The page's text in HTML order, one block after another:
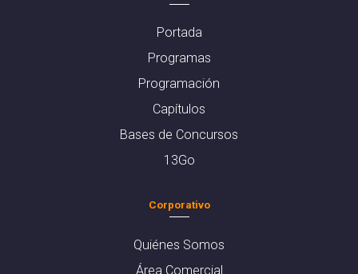
Portada
Programas
Programación
Capítulos
Bases de Concursos
13Go
Corporativo
Quiénes Somos
Área Comercial